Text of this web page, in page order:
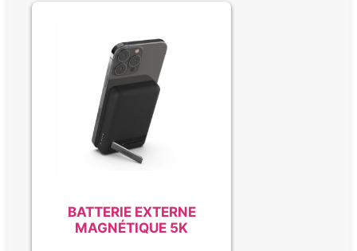
BATTERIE EXTERNE
MAGNÉTIQUE 5K